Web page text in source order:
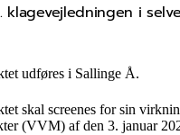
i
udføres i Sallinge Å.
skal screenes for sin
(VVM) af den 3. januar